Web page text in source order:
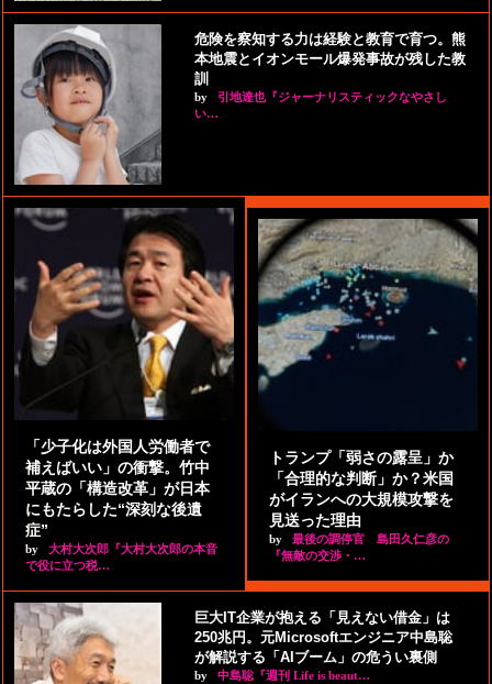
危険を察知する力は経験と教育で育つ。熊
本地震とイオンモール爆発事故が残した教
訓
by
引地達也『ジャーナリスティックなやさし
い…
「少子化は外国人労働者で
補えばいい」の衝撃。竹中
平蔵の「構造改革」が日本
にもたらした“深刻な後遺
症”
by
大村大次郎『大村大次郎の本音
で役に立つ税…
トランプ「弱さの露呈」か
「合理的な判断」か？米国
がイランへの大規模攻撃を
見送った理由
by
最後の調停官 島田久仁彦の
『無敵の交渉・…
巨大IT企業が抱える「見えない借金」は
250兆円。元Microsoftエンジニア中島聡
が解説する「AIブーム」の危うい裏側
by 中島聡『週刊 Life is beaut…